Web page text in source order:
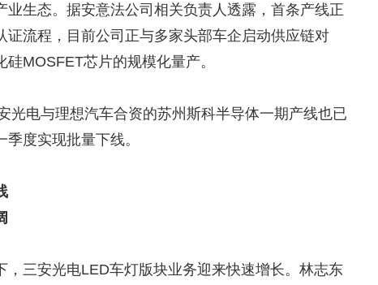
业生态。据安意法公司相关负责人透露，首条产线正
证流程，目前公司正与多家头部车企启动供应链对
MOSFET芯片的规模化量产。
光电与理想汽车合资的苏州斯科半导体一期产线也已
度实现批量下线。
，三安光电LED车灯版块业务迎来快速增长。林志东